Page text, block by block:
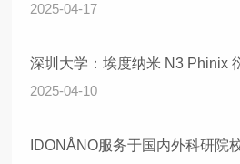
2025-04-17
2025-04-10